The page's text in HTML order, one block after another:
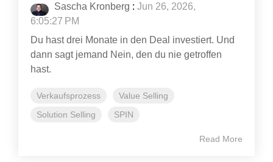
Sascha Kronberg : Jun 26, 2026,
6:05:27 PM
Du hast drei Monate in den Deal investiert. Und
dann sagt jemand Nein, den du nie getroffen
hast.
Verkaufsprozess
Value Selling
Solution Selling
SPIN
Read More